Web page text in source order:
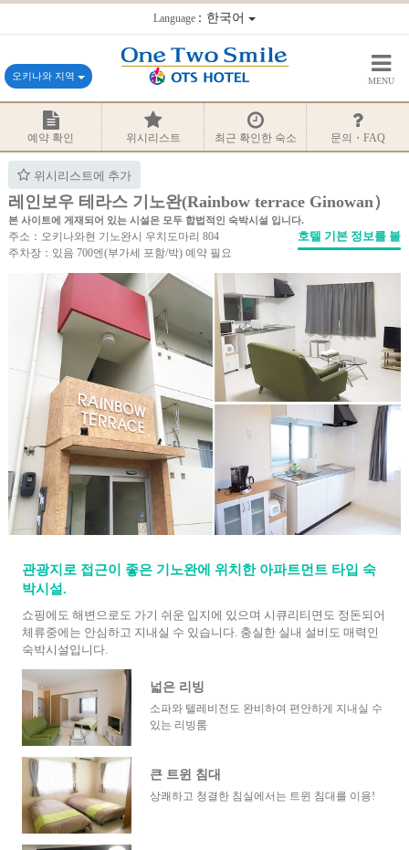
Language：한국어
오키나와 지역 MENU
예약 확인 위시리스트 최근 확인한 숙소 문의・FAQ
위시리스트에 추가
레인보우 테라스 기노완(Rainbow terrace Ginowan）
본 사이트에 게재되어 있는 시설은 모두 합법적인 숙박시설 입니다.
주소：오키나와현 기노완시 우치도마리 804
주차장：있음 700엔(부가세 포함/박) 예약 필요
호텔 기본 정보를 볼
관광지로 접근이 좋은 기노완에 위치한 아파트먼트 타입 숙
박시설.
쇼핑에도 해변으로도 가기 쉬운 입지에 있으며 시큐리티면도 정돈되어
체류중에는 안심하고 지내실 수 있습니다. 충실한 실내 설비도 매력인
숙박시설입니다.
넓은 리빙
소파와 텔레비전도 완비하여 편안하게 지내실 수
있는 리빙룸
큰 트윈 침대
상쾌하고 청결한 침실에서는 트윈 침대를 이용!